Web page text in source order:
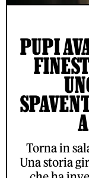
PUPI
Torna in
Una storia